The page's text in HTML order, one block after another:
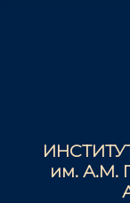
им. А.М.